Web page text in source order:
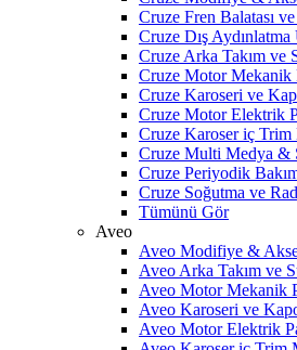
Cruze Fren Balatası
Cruze Dış
Cruze Arka Takım ve
Cruze Motor Mekanik
Cruze Karoseri ve
Cruze Motor Elektrik
Cruze Karoser iç Trim
Cruze Multi Medya &
Cruze Periyodik
Cruze Soğutma ve
Tümünü Gör
Aveo
Aveo Modifiye &
Aveo Arka Takım ve
Aveo Motor Mekanik
Aveo Karoseri ve
Aveo Motor Elektrik